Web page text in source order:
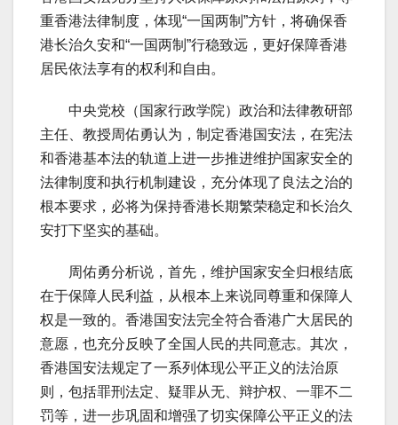
重香港法律制度，体现“一国两制”方针，将确保香
港长治久安和“一国两制”行稳致远，更好保障香港
居民依法享有的权利和自由。
中央党校（国家行政学院）政治和法律教研部
主任、教授周佑勇认为，制定香港国安法，在宪法
和香港基本法的轨道上进一步推进维护国家安全的
法律制度和执行机制建设，充分体现了良法之治的
根本要求，必将为保持香港长期繁荣稳定和长治久
安打下坚实的基础。
周佑勇分析说，首先，维护国家安全归根结底
在于保障人民利益，从根本上来说同尊重和保障人
权是一致的。香港国安法完全符合香港广大居民的
意愿，也充分反映了全国人民的共同意志。其次，
香港国安法规定了一系列体现公平正义的法治原
则，包括罪刑法定、疑罪从无、辩护权、一罪不二
罚等，进一步巩固和增强了切实保障公平正义的法